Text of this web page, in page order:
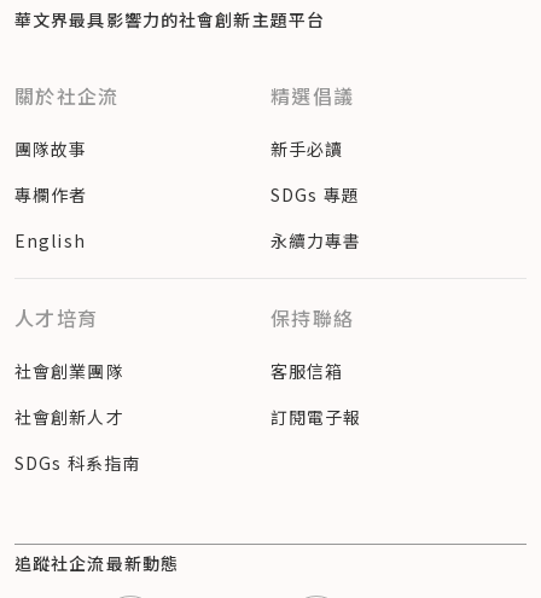
華文界最具影響力的社會創新主題平台
關於社企流
團隊故事
專欄作者
English
精選倡議
新手必讀
SDGs 專題
永續力專書
人才培育
社會創業團隊
社會創新人才
SDGs 科系指南
保持聯絡
客服信箱
訂閱電子報
追蹤社企流最新動態